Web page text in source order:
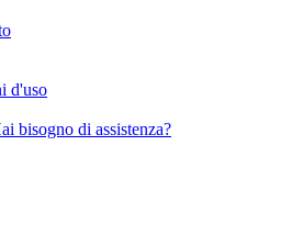
d'uso
bisogno di assistenza?